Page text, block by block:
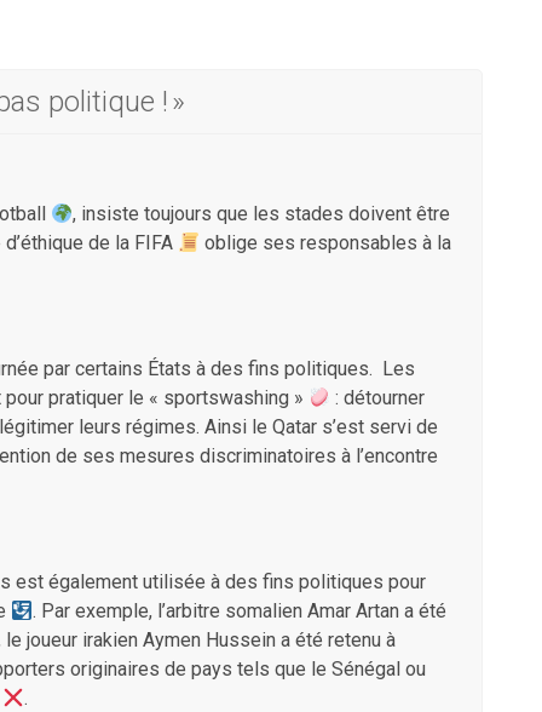
politique ! »
, insiste toujours que les stades doivent être
de la FIFA
oblige ses responsables à la
par certains États à des fins politiques. Les
pratiquer le « sportswashing »
: détourner
leurs régimes. Ainsi le Qatar s’est servi de
de ses mesures discriminatoires à l’encontre
est également utilisée à des fins politiques pour
. Par exemple, l’arbitre somalien Amar Artan a été
joueur irakien Aymen Hussein a été retenu à
originaires de pays tels que le Sénégal ou
.